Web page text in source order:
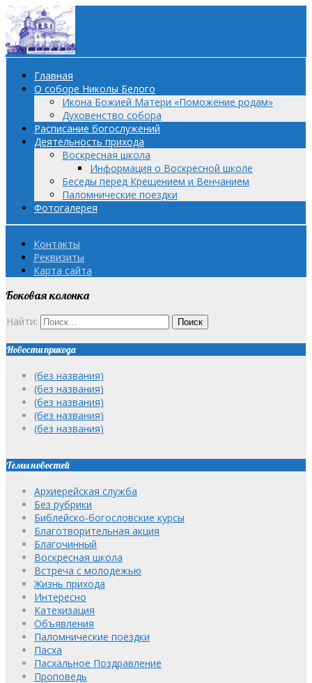
Главная
О соборе Николы Белого
Икона Божией Матери «Поможение родам»
Духовенство собора
Расписание богослужений
Деятельность прихода
Воскресная школа
Информация о Воскресной школе
Беседы перед Крещением и Венчанием
Паломнические поездки
Фотогалерея
Контакты
Реквизиты
Карта сайта
Боковая колонка
Найти:
Новости прихода
(без названия)
(без названия)
(без названия)
(без названия)
(без названия)
Темы новостей
Архиерейская служба
Без рубрики
Библейско-богословские курсы
Благотворительная акция
Благочинный
Воскресная школа
Встреча с молодежью
Жизнь прихода
Интересно
Катехизация
Объявления
Паломнические поездки
Пасха
Пасхальное Поздравление
Проповедь